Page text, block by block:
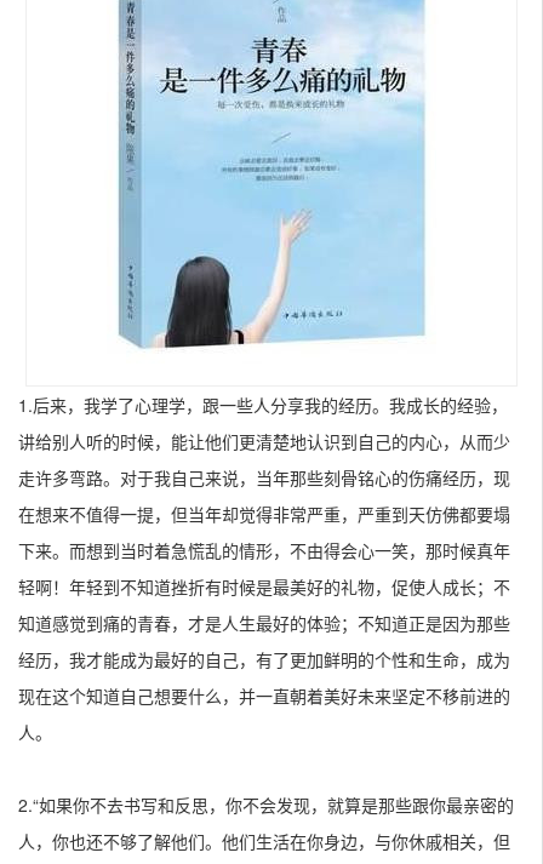
1.后来，我学了心理学，跟一些人分享我的经历。我成长的经验，
讲给别人听的时候，能让他们更清楚地认识到自己的内心，从而少
走许多弯路。对于我自己来说，当年那些刻骨铭心的伤痛经历，现
在想来不值得一提，但当年却觉得非常严重，严重到天仿佛都要塌
下来。而想到当时着急慌乱的情形，不由得会心一笑，那时候真年
轻啊！年轻到不知道挫折有时候是最美好的礼物，促使人成长；不
知道感觉到痛的青春，才是人生最好的体验；不知道正是因为那些
经历，我才能成为最好的自己，有了更加鲜明的个性和生命，成为
现在这个知道自己想要什么，并一直朝着美好未来坚定不移前进的
人。
2.“如果你不去书写和反思，你不会发现，就算是那些跟你最亲密的
人，你也还不够了解他们。他们生活在你身边，与你休戚相关，但